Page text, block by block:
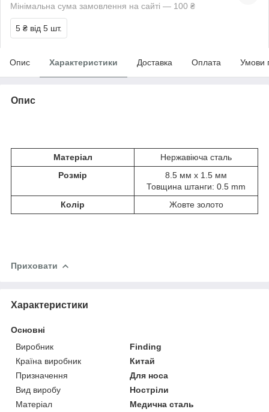
Мінімальна сума замовлення на сайті — 100 ₴
5 ₴ від 5 шт.
Опис Характеристики Доставка Оплата Умови
Опис
Матеріал
Нержавіюча сталь
Розмір
8.5 мм x 1.5 мм
Товщина штанги: 0.5 mm
Колір
Жовте золото
Приховати
Характеристики
Основні
Виробник
Finding
Країна виробник
Китай
Призначення
Для носа
Вид виробу
Ностріли
Матеріал
Медична сталь